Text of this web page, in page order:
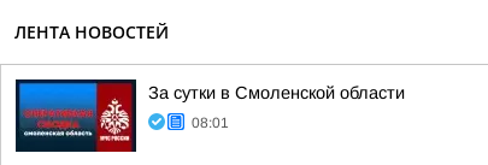
ЛЕНТА НОВОСТЕЙ
За сутки в Смоленской области
08:01